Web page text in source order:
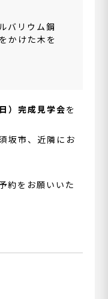
バリウム鋼
かけた木を
）完成見学会を
坂市、近隣にお
約をお願いいた